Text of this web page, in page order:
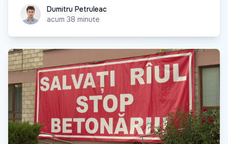
Dumitru Petruleac
Dumitru Petruleac
acum 38 minute